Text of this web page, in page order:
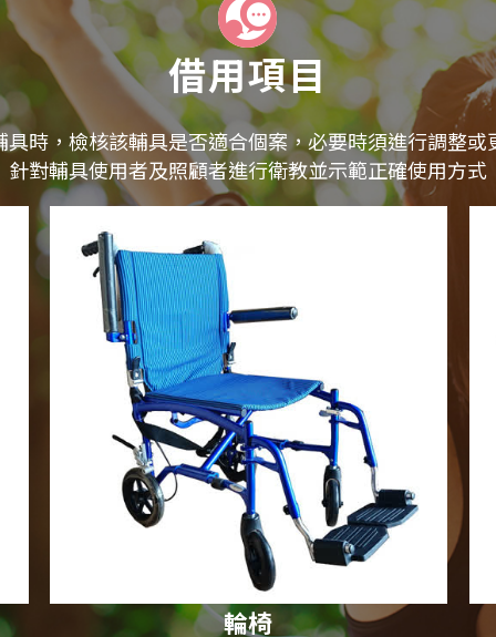
借用項目
具時，檢核該輔具是否適合個案，必要時須進行調整或
針對輔具使用者及照顧者進行衛教並示範正確使用方式
柺杖